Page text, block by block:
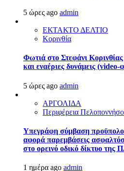
5 ώρες ago admin
ΕΚΤΑΚΤΟ ΔΕΛΤΙΟ
Κορινθία
Φωτιά στο Στεφάνι Κορινθίας
και εναέριες δυνάμεις
5 ώρες ago admin
ΑΡΓΟΛΙΔΑ
Περιφέρεια
Υπεγράφη σύμβαση
αφορά παρεμβάσεις
στο ορεινό οδικό δίκτυο της
1 ημέρα ago admin